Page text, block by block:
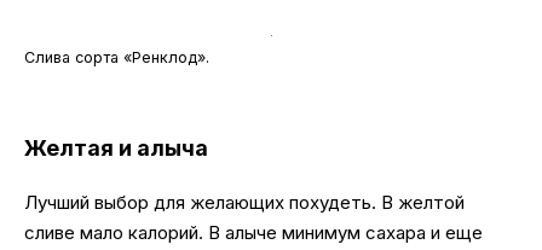
Слива сорта «Ренклод».
Желтая и алыча
Лучший выбор для желающих похудеть. В желтой
сливе мало калорий. В алыче минимум сахара и еще